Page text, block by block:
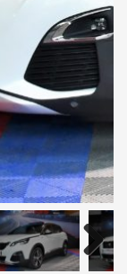
Next